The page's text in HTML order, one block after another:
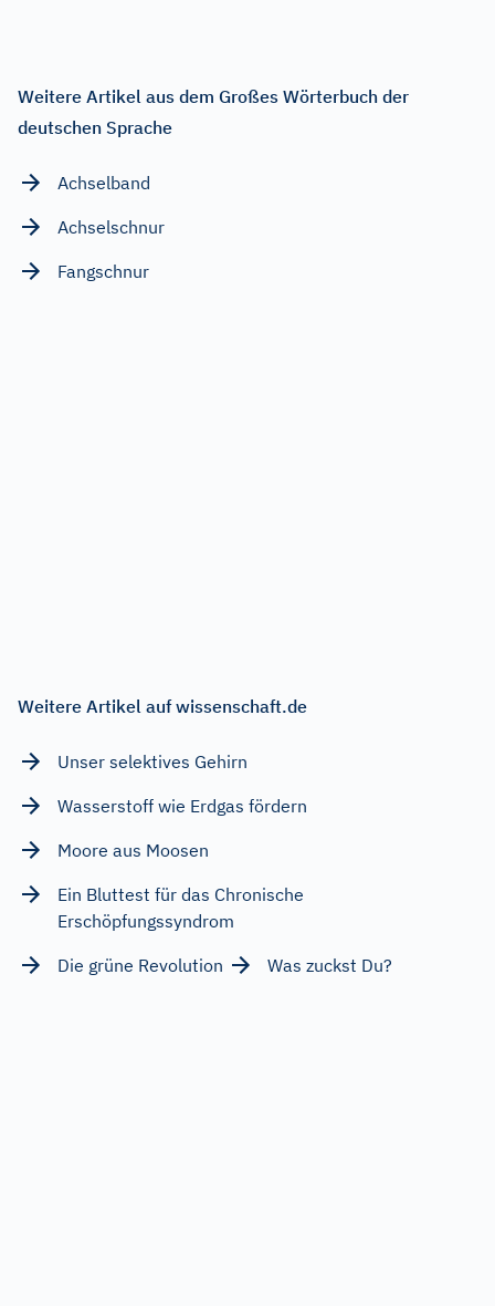
Weitere Artikel aus dem Großes Wörterbuch der
deutschen Sprache
Achselband
Achselschnur
Fangschnur
Weitere Artikel auf wissenschaft.de
Unser selektives Gehirn
Wasserstoff wie Erdgas fördern
Moore aus Moosen
Ein Bluttest für das Chronische
Erschöpfungssyndrom
Die grüne Revolution
Was zuckst Du?